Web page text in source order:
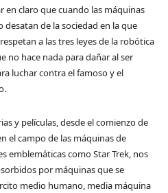
en claro que cuando las máquinas
de la sociedad en la que
a las tres leyes de la robótica
no hace nada para dañar al ser
luchar contra el famoso y el
y películas, desde el comienzo de
el campo de las máquinas de
emblemáticas como Star Trek, nos
por máquinas que se
medio humano, media máquina